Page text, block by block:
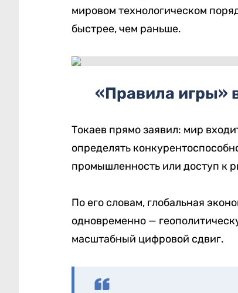
мировом технологическом
быстрее, чем раньше.
«Правила игры»
Токаев прямо заявил: мир
определять
промышленность или доступ к
По его словам, глобальная
одновременно —
масштабный цифровой сдвиг.